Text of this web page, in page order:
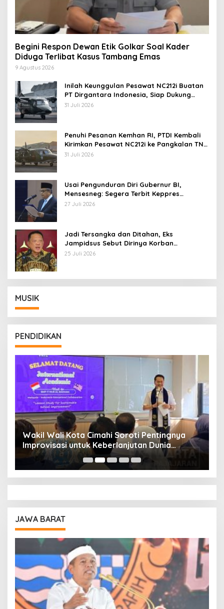
Begini Respon Dewan Etik Golkar Soal Kader
Diduga Terlibat Kasus Tambang Emas
9 Agustus 2026
Inilah Keunggulan Pesawat NC212i Buatan
PT Dirgantara Indonesia, Siap Dukung
Berbagai Operasi TNI
31 Juli 2026
Penuhi Pesanan Kemhan RI, PTDI Kembali
Kirimkan Pesawat NC212i ke Pangkalan TNI
AU
31 Juli 2026
Usai Pengunduran Diri Gubernur BI,
Mensesneg: Segera Terbit Keppres
Pemberhentian dengan Hormat
27 Juli 2026
Jadi Tersangka dan Ditahan, Eks
Jampidsus Sebut Dirinya Korban
Kriminalisasi
25 Juli 2026
MUSIK
PENDIDIKAN
Wakil Wali Kota Cimahi Soroti Pentingnya
Improvisasi untuk Keberlanjutan Dunia
Pendidikan
JAWA BARAT